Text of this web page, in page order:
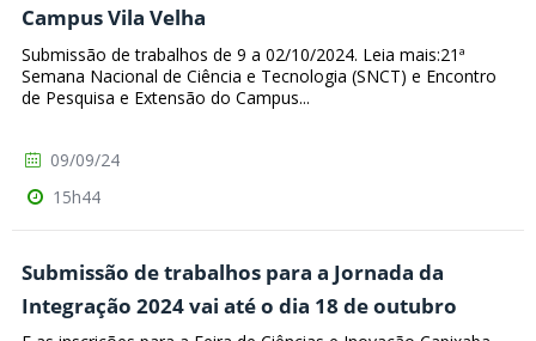
Campus Vila Velha
Submissão de trabalhos de 9 a 02/10/2024. Leia mais:21ª
Semana Nacional de Ciência e Tecnologia (SNCT) e Encontro
de Pesquisa e Extensão do Campus...
09/09/24
15h44
Submissão de trabalhos para a Jornada da
Integração 2024 vai até o dia 18 de outubro